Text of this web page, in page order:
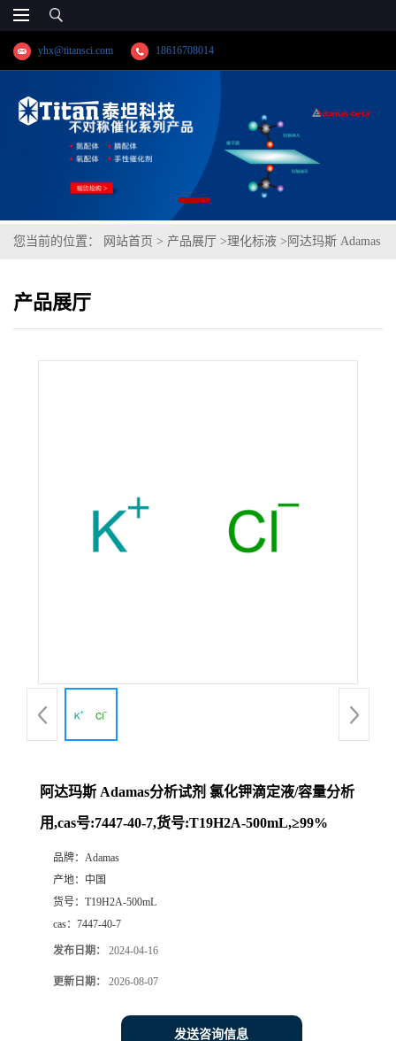
yhx@titansci.com 18616708014
您当前的位置： 网站首页 > 产品展厅 >理化标液 > 阿达玛斯 Adamas
500mL,≥99%
产品展厅
阿达玛斯 Adamas分析试剂 氯化钾滴定液/容量分析
用,cas号:7447-40-7,货号:T19H2A-500mL,≥99%
品牌： Adamas
产地： 中国
货号： T19H2A-500mL
cas： 7447-40-7
发布日期： 2024-04-16
更新日期： 2026-08-07
发送咨询信息